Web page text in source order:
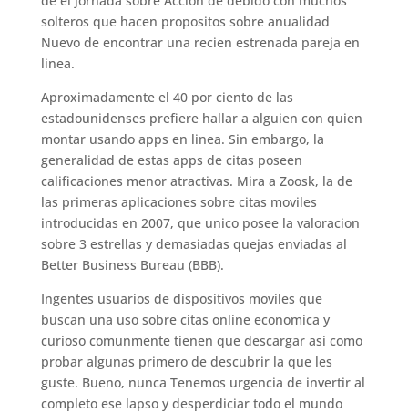
solteros que hacen propositos sobre anualidad
Nuevo de encontrar una recien estrenada pareja en
linea.
Aproximadamente el 40 por ciento de las
estadounidenses prefiere hallar a alguien con quien
montar usando apps en linea. Sin embargo, la
generalidad de estas apps de citas poseen
calificaciones menor atractivas. Mira a Zoosk, la de
las primeras aplicaciones sobre citas moviles
introducidas en 2007, que unico posee la valoracion
sobre 3 estrellas y demasiadas quejas enviadas al
Better Business Bureau (BBB).
Ingentes usuarios de dispositivos moviles que
buscan una uso sobre citas online economica y
curioso comunmente tienen que descargar asi­ como
probar algunas primero de descubrir la que les
guste. Bueno, nunca Tenemos urgencia de invertir al
completo ese lapso y desperdiciar todo el mundo